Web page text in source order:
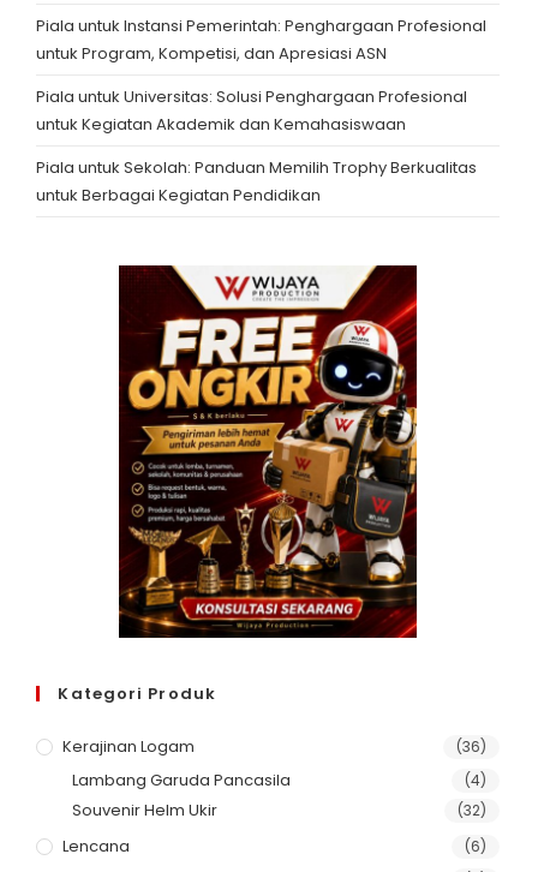
Piala untuk Instansi Pemerintah: Penghargaan Profesional
untuk Program, Kompetisi, dan Apresiasi ASN
Piala untuk Universitas: Solusi Penghargaan Profesional
untuk Kegiatan Akademik dan Kemahasiswaan
Piala untuk Sekolah: Panduan Memilih Trophy Berkualitas
untuk Berbagai Kegiatan Pendidikan
Kategori Produk
Kerajinan Logam (36)
Lambang Garuda Pancasila (4)
Souvenir Helm Ukir (32)
Lencana (6)